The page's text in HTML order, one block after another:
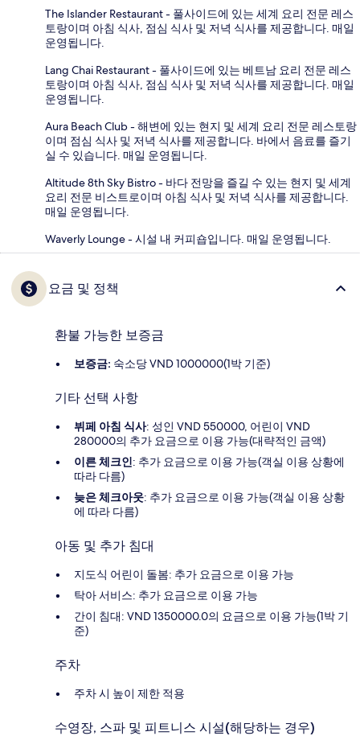
The Islander Restaurant - 풀사이드에 있는 세계 요리 전문 레스
토랑이며 아침 식사, 점심 식사 및 저녁 식사를 제공합니다. 매일
운영됩니다.
Lang Chai Restaurant - 풀사이드에 있는 베트남 요리 전문 레스
토랑이며 아침 식사, 점심 식사 및 저녁 식사를 제공합니다. 매일
운영됩니다.
Aura Beach Club - 해변에 있는 현지 및 세계 요리 전문 레스토랑
이며 점심 식사 및 저녁 식사를 제공합니다. 바에서 음료를 즐기
실 수 있습니다. 매일 운영됩니다.
Altitude 8th Sky Bistro - 바다 전망을 즐길 수 있는 현지 및 세계
요리 전문 비스트로이며 아침 식사 및 저녁 식사를 제공합니다.
매일 운영됩니다.
Waverly Lounge - 시설 내 커피숍입니다. 매일 운영됩니다.
요금 및 정책
환불 가능한 보증금
보증금: 숙소당 VND 1000000(1박 기준)
기타 선택 사항
뷔페 아침 식사: 성인 VND 550000, 어린이 VND
280000의 추가 요금으로 이용 가능(대략적인 금액)
이른 체크인: 추가 요금으로 이용 가능(객실 이용 상황에
따라 다름)
늦은 체크아웃: 추가 요금으로 이용 가능(객실 이용 상황
에 따라 다름)
아동 및 추가 침대
지도식 어린이 돌봄: 추가 요금으로 이용 가능
탁아 서비스: 추가 요금으로 이용 가능
간이 침대: VND 1350000.0의 요금으로 이용 가능(1박 기
준)
주차
주차 시 높이 제한 적용
수영장, 스파 및 피트니스 시설(해당하는 경우)